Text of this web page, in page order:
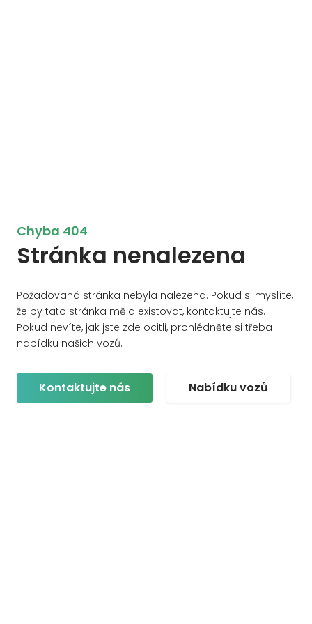
Chyba 404
Stránka nenalezena
Požadovaná stránka nebyla nalezena. Pokud si myslíte,
že by tato stránka měla existovat, kontaktujte nás.
Pokud nevíte, jak jste zde ocitli, prohlédněte si třeba
nabídku našich vozů.
Kontaktujte nás Nabídku vozů